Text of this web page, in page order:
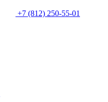
+7 (812) 250-55-01